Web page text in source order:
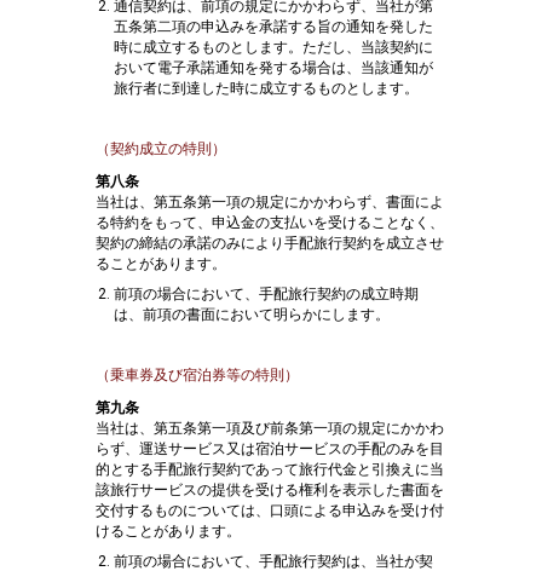
通信契約は、前項の規定にかかわらず、当社が第
五条第二項の申込みを承諾する旨の通知を発した
時に成立するものとします。ただし、当該契約に
おいて電子承諾通知を発する場合は、当該通知が
旅行者に到達した時に成立するものとします。
（契約成立の特則）
第八条
当社は、第五条第一項の規定にかかわらず、書面によ
る特約をもって、申込金の支払いを受けることなく、
契約の締結の承諾のみにより手配旅行契約を成立させ
ることがあります。
前項の場合において、手配旅行契約の成立時期
は、前項の書面において明らかにします。
（乗車券及び宿泊券等の特則）
第九条
当社は、第五条第一項及び前条第一項の規定にかかわ
らず、運送サービス又は宿泊サービスの手配のみを目
的とする手配旅行契約であって旅行代金と引換えに当
該旅行サービスの提供を受ける権利を表示した書面を
交付するものについては、口頭による申込みを受け付
けることがあります。
前項の場合において、手配旅行契約は、当社が契